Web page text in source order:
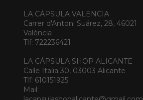
LA CÁPSULA VALENCIA
Carrer d'Antoni Suárez, 28, 46021
València
Tlf: 722236421
LA CÁPSULA SHOP ALICANTE
Calle Italia 30, 03003 Alicante
Tlf: 610151925
Mail: